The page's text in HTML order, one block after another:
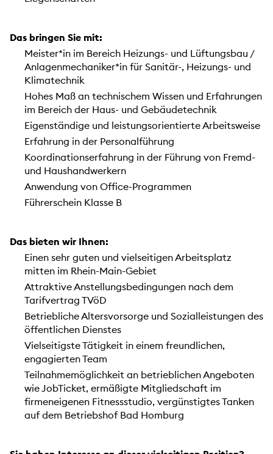
Das bringen Sie mit:
Meister*in im Bereich Heizungs- und Lüftungsbau /
Anlagenmechaniker*in für Sanitär-, Heizungs- und
Klimatechnik
Hohes Maß an technischem Wissen und Erfahrungen
im Bereich der Haus- und Gebäudetechnik
Eigenständige und leistungsorientierte Arbeitsweise
Erfahrung in der Personalführung
Koordinationserfahrung in der Führung von Fremd-
und Haushandwerkern
Anwendung von Office-Programmen
Führerschein Klasse B
Das bieten wir Ihnen:
Einen sehr guten und vielseitigen Arbeitsplatz
mitten im Rhein-Main-Gebiet
Attraktive Anstellungsbedingungen nach dem
Tarifvertrag TVöD
Betriebliche Altersvorsorge und Sozialleistungen des
öffentlichen Dienstes
Vielseitigste Tätigkeit in einem freundlichen,
engagierten Team
Teilnahmemöglichkeit an betrieblichen Angeboten
wie JobTicket, ermäßigte Mitgliedschaft im
firmeneigenen Fitnessstudio, vergünstigtes Tanken
auf dem Betriebshof Bad Homburg